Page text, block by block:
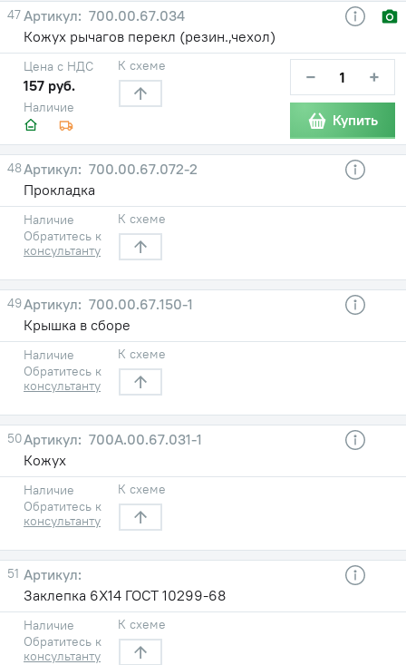
47
700.00.67.034
Кожух рычагов перекл (резин.,чехол)
Наличие
Цена с НДС
157 руб.
К схеме − +
Купить
48
700.00.67.072-2
Прокладка
Наличие
Обратитесь к
консультанту
К схеме
49
700.00.67.150-1
Крышка в сборе
Наличие
Обратитесь к
консультанту
К схеме
50
700А.00.67.031-1
Кожух
Наличие
Обратитесь к
консультанту
К схеме
51
Заклепка 6Х14 ГОСТ 10299-68
Наличие
Обратитесь к
консультанту
К схеме